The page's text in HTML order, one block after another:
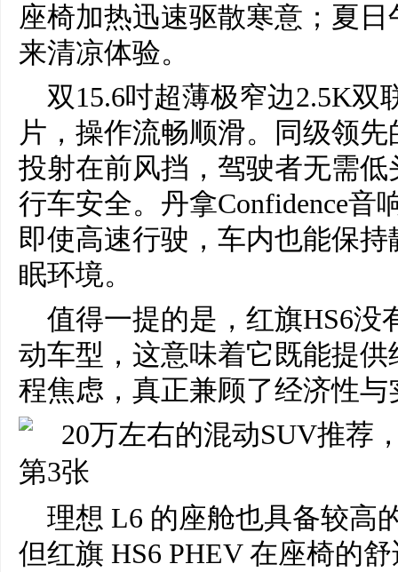
座椅加热迅速驱散寒意；夏
来清凉体验。
双15.6吋超薄极窄边2.5K双
片，操作流畅顺滑。同级领
投射在前风挡，驾驶者无需
行车安全。丹拿Confidence音
即使高速行驶，车内也能保
眠环境。
值得一提的是，红旗HS6没
动车型，这意味着它既能提
程焦虑，真正兼顾了经济性与
理想 L6 的座舱也具备较高
但红旗 HS6 PHEV 在座椅的